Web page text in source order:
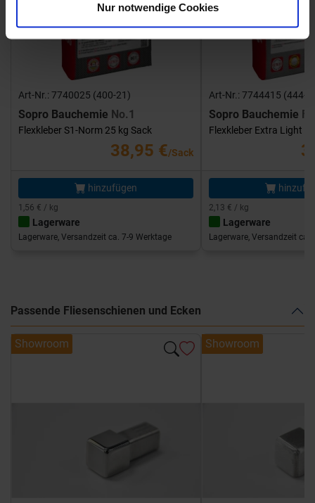
Nur notwendige Cookies
Art-Nr.: 7740025 (400-21)
Sopro Bauchemie No.1
Flexkleber S1-Norm 25 kg Sack
38,95 €/Sack
hinzufügen
1,56 € / kg
Lagerware
Lagerware, Versandzeit ca. 7-9 Werktage
Art-Nr.: 7744415 (444-
Sopro Bauchemie
Flexkleber Extra Light
2,13 € / kg
Lagerware
Lagerware, Versandzeit ca.
Passende Fliesenschienen und Ecken
Showroom Showroom